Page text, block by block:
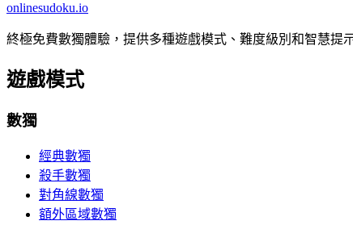
onlinesudoku.io
終極免費數獨體驗，提供多種遊戲模式、難度級別和智慧提
遊戲模式
數獨
經典數獨
殺手數獨
對角線數獨
額外區域數獨